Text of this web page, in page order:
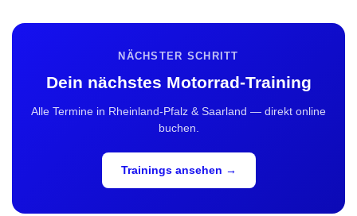
NÄCHSTER SCHRITT
Dein nächstes Motorrad-Training
Alle Termine in Rheinland-Pfalz & Saarland — direkt online
buchen.
Trainings ansehen →